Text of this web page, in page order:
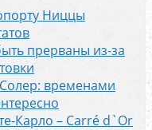
Ниццы
прерваны из-за
временами
Карло – Carré d`Or